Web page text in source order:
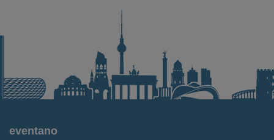
eventano